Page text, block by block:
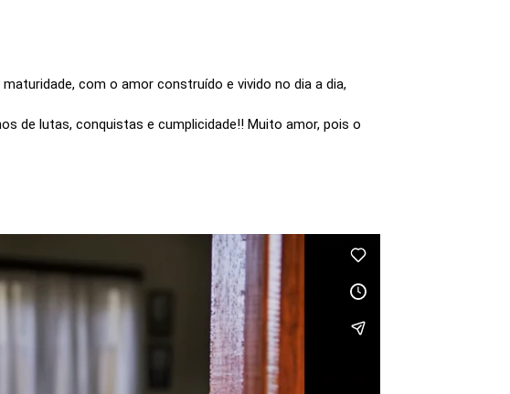
com o amor construído e vivido no dia a dia,
de lutas, conquistas e cumplicidade!! Muito amor, pois o